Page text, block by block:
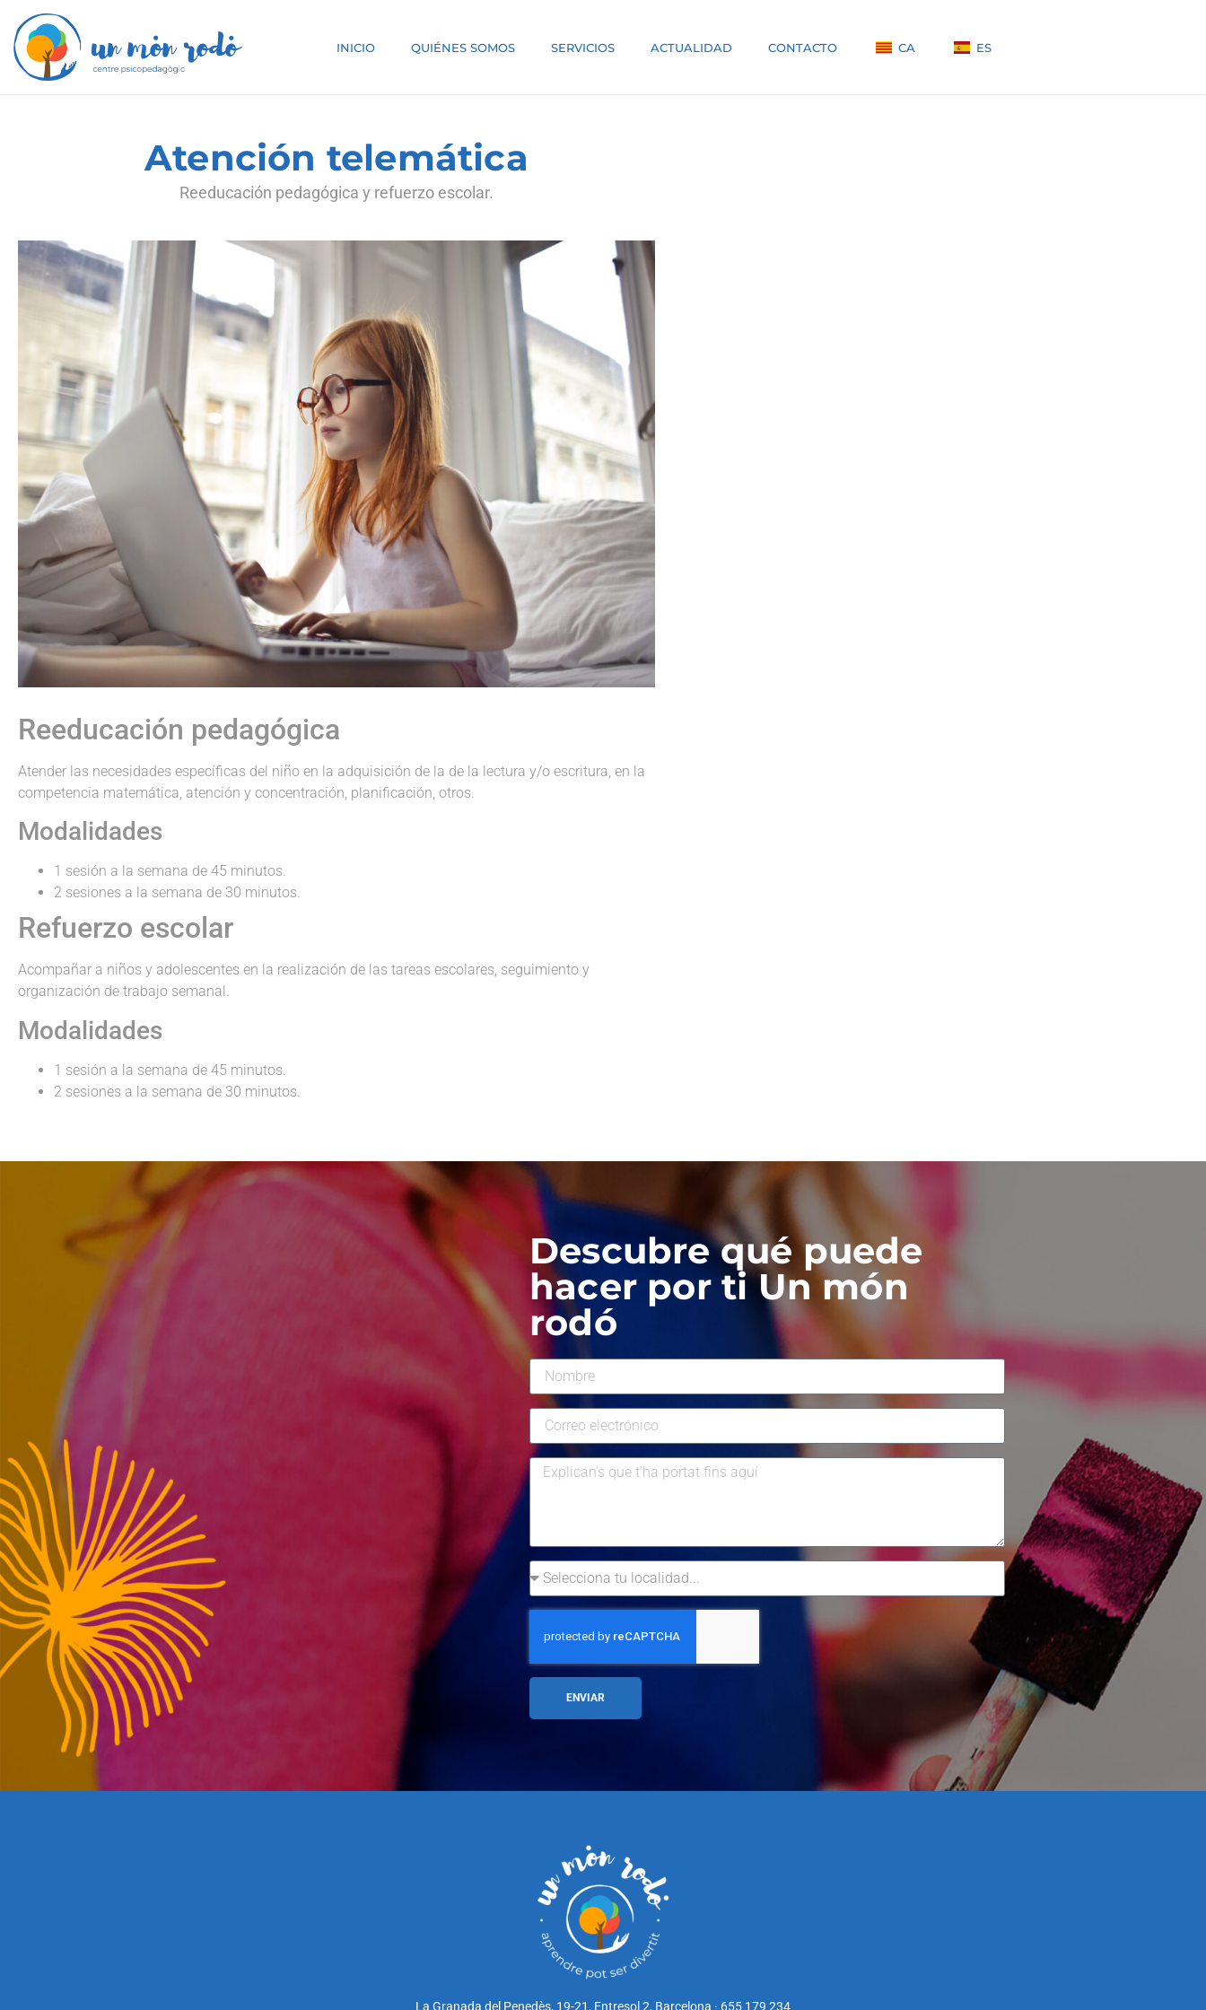
INICIO QUIÉNES SOMOS SERVICIOS ACTUALIDAD CONTACTO CA ES
Atención telemática
Reeducación pedagógica y refuerzo escolar.
Reeducación pedagógica
Atender las necesidades específicas del niño en la adquisición de la de la lectura y/o escritura, en la
competencia matemática, atención y concentración, planificación, otros.
Modalidades
1 sesión a la semana de 45 minutos.
2 sesiones a la semana de 30 minutos.
Refuerzo escolar
Acompañar a niños y adolescentes en la realización de las tareas escolares, seguimiento y
organización de trabajo semanal.
Modalidades
1 sesión a la semana de 45 minutos.
2 sesiones a la semana de 30 minutos.
Descubre qué puede
hacer por ti Un món
rodó
ENVIAR
La Granada del Penedès, 19-21, Entresol 2, Barcelona · 655 179 234